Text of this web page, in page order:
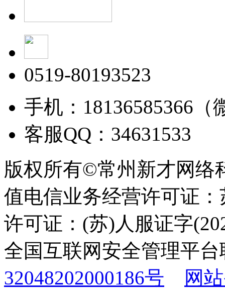
0519-80193523
手机：18136585366（
客服QQ：34631533
版权所有©常州新才网络
值电信业务经营许可证
许可证：(苏)人服证字
全国互联网安全管理平
32048202000186号
网